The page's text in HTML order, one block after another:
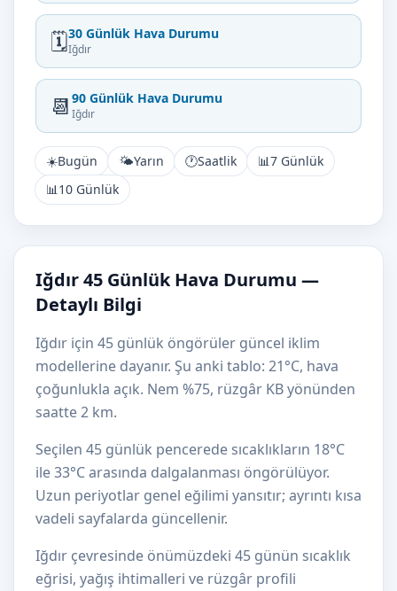
🗓️30 Günlük Hava Durumu
Iğdır
📆 90 Günlük Hava Durumu
Iğdır
☀️Bugün 🌤️Yarın 🕐Saatlik 📊7 Günlük
📊10 Günlük
Iğdır 45 Günlük Hava Durumu —
Detaylı Bilgi
Iğdır için 45 günlük öngörüler güncel iklim
modellerine dayanır. Şu anki tablo: 21°C, hava
çoğunlukla açık. Nem %75, rüzgâr KB yönünden
saatte 2 km.
Seçilen 45 günlük pencerede sıcaklıkların 18°C
ile 33°C arasında dalgalanması öngörülüyor.
Uzun periyotlar genel eğilimi yansıtır; ayrıntı kısa
vadeli sayfalarda güncellenir.
Iğdır çevresinde önümüzdeki 45 günün sıcaklık
eğrisi, yağış ihtimalleri ve rüzgâr profili